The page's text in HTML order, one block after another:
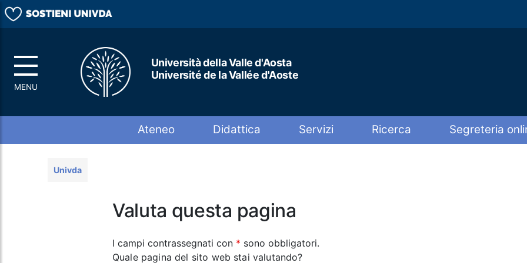
Università della Valle d'Aosta
Université de la Vallée d'Aoste
Ateneo Didattica Servizi Ricerca Segreteria
Univda
Valuta questa pagina
I campi contrassegnati con * sono obbligatori.
Quale pagina del sito web stai valutando?